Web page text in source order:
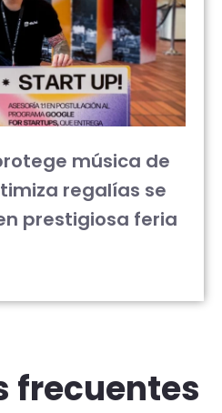
música de
regalías se
prestigiosa feria
frecuentes